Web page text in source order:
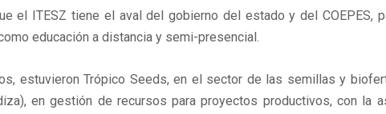
el ITESZ tiene el aval del gobierno del estado y del COEPES,
educación a distancia y semi-presencial.
estuvieron Trópico Seeds, en el sector de las semillas y
en gestión de recursos para proyectos productivos, con la